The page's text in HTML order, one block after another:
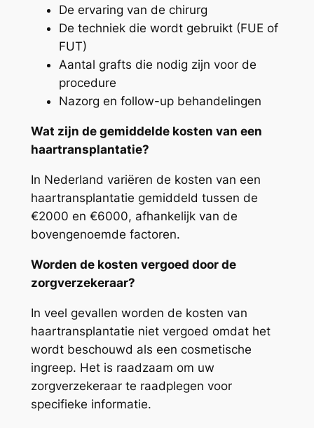
De ervaring van de chirurg
De techniek die wordt gebruikt (FUE of
FUT)
Aantal grafts die nodig zijn voor de
procedure
Nazorg en follow-up behandelingen
Wat zijn de gemiddelde kosten van een
haartransplantatie?
In Nederland variëren de kosten van een
haartransplantatie gemiddeld tussen de
€2000 en €6000, afhankelijk van de
bovengenoemde factoren.
Worden de kosten vergoed door de
zorgverzekeraar?
In veel gevallen worden de kosten van
haartransplantatie niet vergoed omdat het
wordt beschouwd als een cosmetische
ingreep. Het is raadzaam om uw
zorgverzekeraar te raadplegen voor
specifieke informatie.